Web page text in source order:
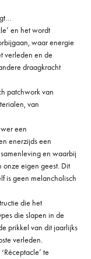
en het wordt
waar energie
verleden en de
draagkracht
patchwork van
van
een
enerzijds een
en waarbij
eigen geest. Dit
is geen melancholisch
die het
die slapen in de
prikkel van dit jaarlijks
verleden.
te